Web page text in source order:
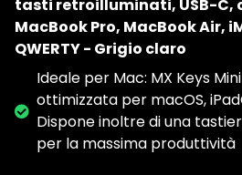
tasti retroilluminati, USB-C,
MacBook Pro, MacBook Air,
QWERTY - Grigio claro
Ideale per Mac: MX Keys
ottimizzata per macOS,
Dispone inoltre di una
per la massima produttività